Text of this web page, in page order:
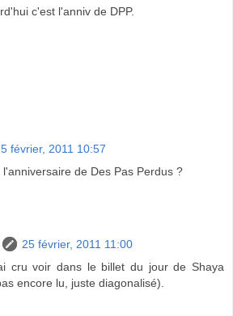
c'est l'anniv de DPP.
février, 2011 10:57
de Des Pas Perdus ?
25 février, 2011 11:00
cru voir dans le billet du jour de Shaya
encore lu, juste diagonalisé).